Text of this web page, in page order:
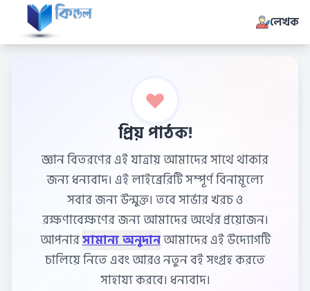
লেখক
প্রিয় পাঠক!
জ্ঞান বিতরণের এই যাত্রায় আমাদের সাথে থাকার
জন্য ধন্যবাদ। এই লাইব্রেরিটি সম্পূর্ণ বিনামূল্যে
সবার জন্য উন্মুক্ত। তবে সার্ভার খরচ ও
রক্ষণাবেক্ষণের জন্য আমাদের অর্থের প্রয়োজন।
আপনার
সামান্য অনুদানআমাদের এই উদ্যোগটি
চালিয়ে নিতে এবং আরও নতুন বই সংগ্রহ করতে
সাহায্য করবে। ধন্যবাদ।